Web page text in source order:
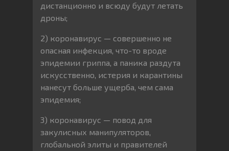
дистанционно и всюду будут летать
дроны;
2) коронавирус — совершенно не
опасная инфекция, что-то вроде
эпидемии гриппа, а паника раздута
искусственно, истерия и карантины
нанесут больше ущерба, чем сама
эпидемия;
3) коронавирус — повод для
закулисных манипуляторов,
глобальной элиты и правителей